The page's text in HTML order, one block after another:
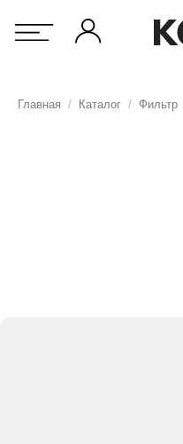
Главная / Каталог / Фильтр